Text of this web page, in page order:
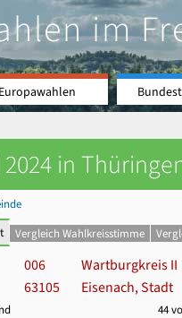
im
Europawahlen
in
Vergleich Wahlkreisstimme
006
Wartburgkreis II
63105 Eisenach, Stadt
44